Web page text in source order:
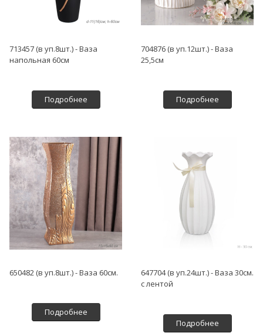
713457 (в уп.8шт.) - Ваза
напольная 60см
Подробнее
704876 (в уп.12шт.) - Ваза
25,5см
Подробнее
650482 (в уп.8шт.) - Ваза 60см.
Подробнее
647704 (в уп.24шт.) - Ваза 30см.
с лентой
Подробнее